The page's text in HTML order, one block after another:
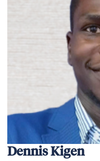
Dennis Kigen